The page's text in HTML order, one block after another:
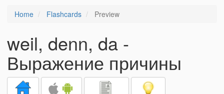
Home Flashcards Preview
weil, denn, da -
Выражение причины